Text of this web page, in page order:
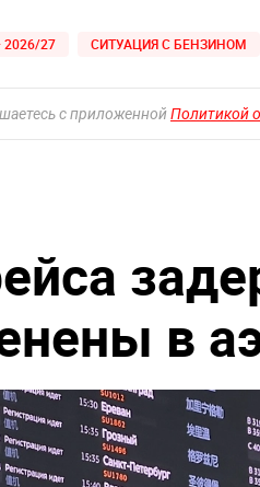
27 СИТУАЦИЯ С БЕНЗИНОМ
с приложеннойПолитикой
в